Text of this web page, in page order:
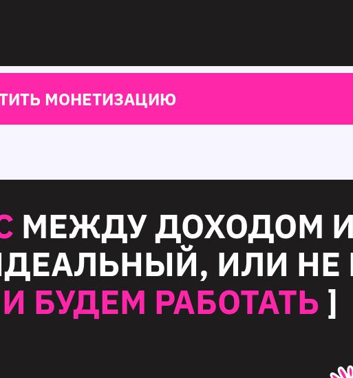
МОНЕТИЗАЦИЮ
МЕЖДУ ДОХОДОМ И
ИЛИ НЕ
БУДЕМ РАБОТАТЬ ]